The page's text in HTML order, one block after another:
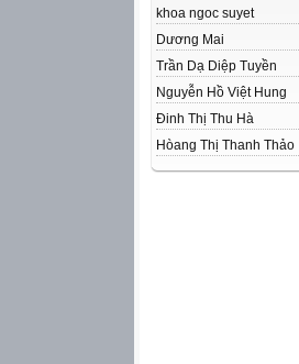
khoa ngoc suyet
Dương Mai
Trần Dạ Diệp Tuyền
Nguyễn Hồ Việt Hung
Đinh Thị Thu Hà
Hòang Thị Thanh Thảo